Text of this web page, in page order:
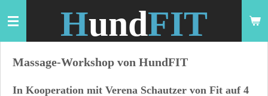
Hauptinhalt
springen
HundFIT
Massage-Workshop von HundFIT
In Kooperation mit Verena Schautzer von Fit auf 4